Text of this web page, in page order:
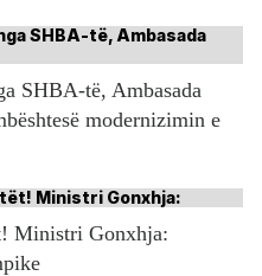
SHBA-të, Ambasada
modernizimin e
Ministri Gonxhja: